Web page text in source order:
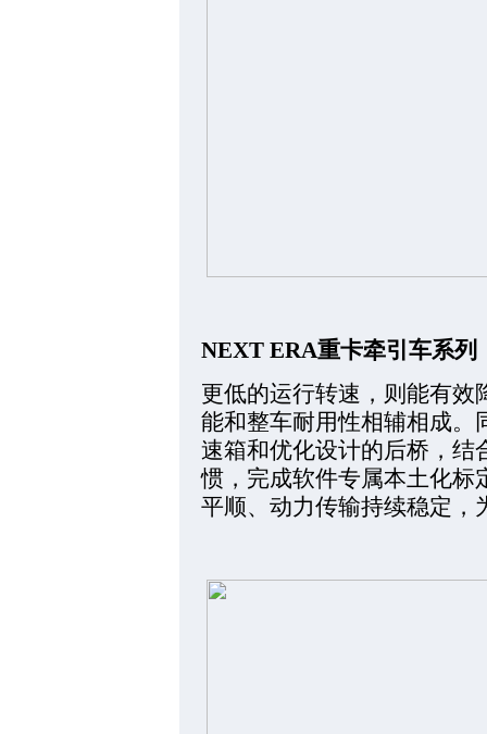
NEXT ERA重卡牵引车系列
更低的运行转速，则能有效
能和整车耐用性相辅相成。
速箱和优化设计的后桥，结
惯，完成软件专属本土化标
平顺、动力传输持续稳定，